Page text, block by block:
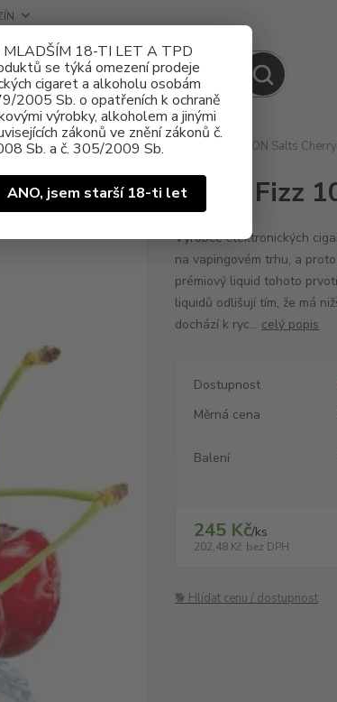
MLADŠÍM 18-TI LET A TPD
se týká omezení prodeje
cigaret a alkoholu osobám
2005 Sb. o opatřeních k ochraně
výrobky, alkoholem a jinými
zákonů ve znění zákonů č.
Sb. a č. 305/2009 Sb.
ANO, jsem starší 18-ti let
PASSION Salts E-liquid OXVA OX PASSION Salts
Salts Cherry Fizz
Výrobce elektronických
na vapingovém trhu, a
prémiový liquid tohoto
liquidů odlišují tím, že má
dochází k ryc... celý popis
Dostupnost
Měrná cena
Balení
245 Kč/ks
202,48 Kč bez DPH
🐕 Hlídat cenu / dostupnost